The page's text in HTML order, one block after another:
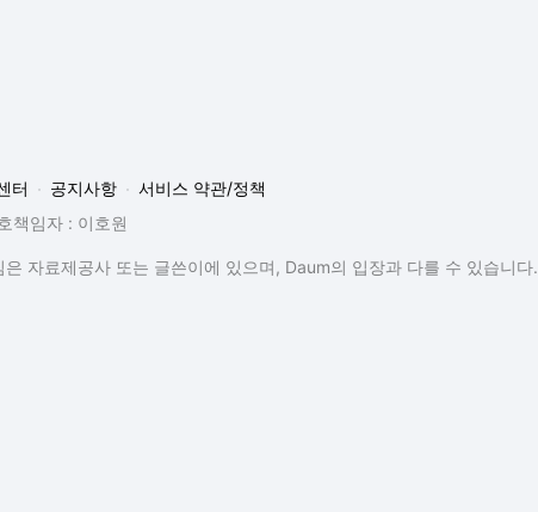
터 공지사항
서비스 약관/정책
책임자 : 이호원
자료제공사 또는 글쓴이에 있으며, Daum의 입장과 다를 수 있습니다.